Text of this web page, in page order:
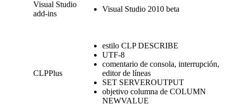
Visual Studio
add-ins
Visual Studio 2010 beta
CLPPlus
estilo CLP DESCRIBE
UTF-8
comentario de consola, interrupción,
editor de líneas
SET SERVEROUTPUT
objetivo columna de COLUMN
NEWVALUE